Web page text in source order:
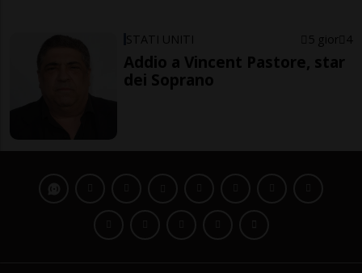
STATI UNITI 5 gior 4
Addio a Vincent Pastore, star
dei Soprano